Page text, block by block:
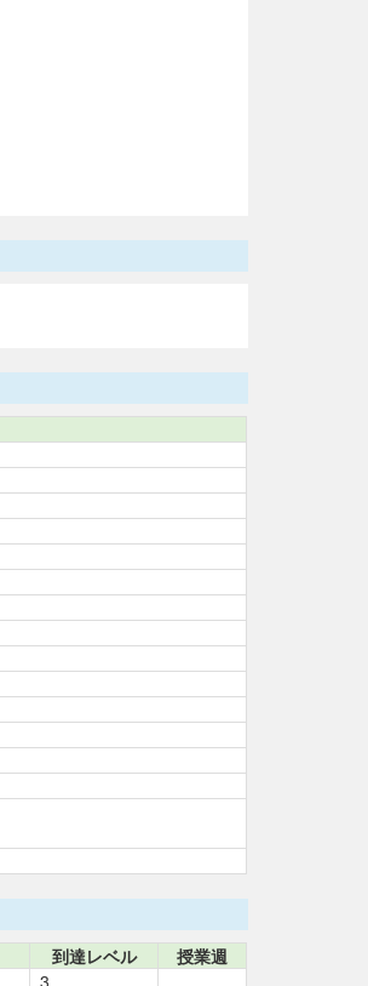
到達レベル
授業週
3